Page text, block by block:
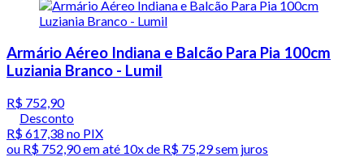
Armário Aéreo Indiana e Balcão Para Pia 100cm
Luziania Branco - Lumil
R$ 752,90
Desconto
R$ 617,38 no PIX
ou R$ 752,90em até 10x de R$ 75,29 sem juros